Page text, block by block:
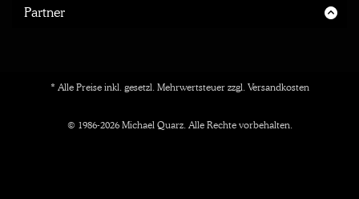
Inner Circle
Datenschutz
Versand
Material
Partner
Marktplätze
* Alle Preise inkl. gesetzl. Mehrwertsteuer zzgl. Versandkosten
© 1986-2026 Michael Quarz. Alle Rechte vorbehalten.